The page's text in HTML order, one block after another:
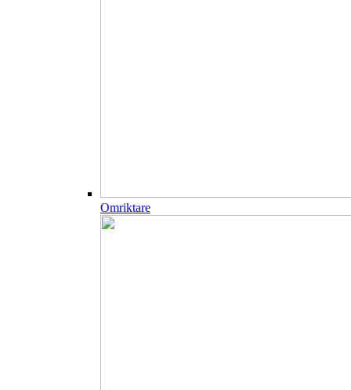
Omriktare